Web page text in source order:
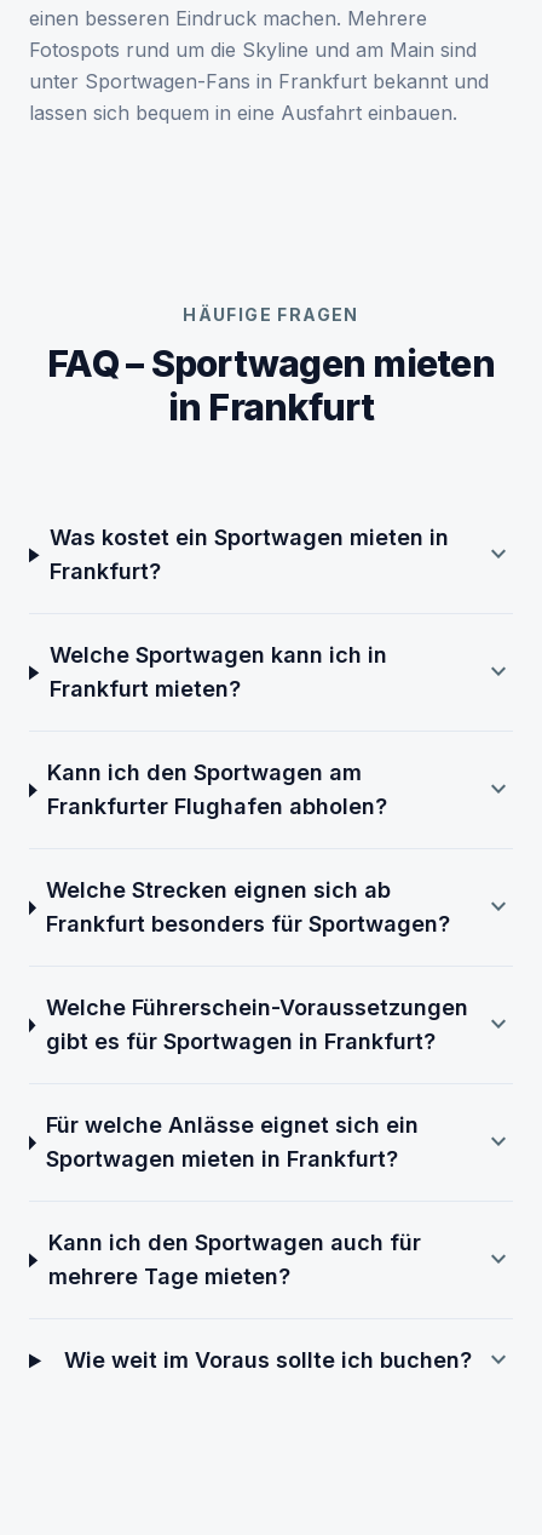
einen besseren Eindruck machen. Mehrere
Fotospots rund um die Skyline und am Main sind
unter Sportwagen-Fans in Frankfurt bekannt und
lassen sich bequem in eine Ausfahrt einbauen.
HÄUFIGE FRAGEN
FAQ – Sportwagen mieten
in Frankfurt
Was kostet ein Sportwagen mieten in
Frankfurt?
expand_more
Welche Sportwagen kann ich in
Frankfurt mieten?
expand_more
Kann ich den Sportwagen am
Frankfurter Flughafen abholen?
expand_more
Welche Strecken eignen sich ab
Frankfurt besonders für Sportwagen?
expand_more
Welche Führerschein-Voraussetzungen
gibt es für Sportwagen in Frankfurt?
expand_more
Für welche Anlässe eignet sich ein
Sportwagen mieten in Frankfurt?
expand_more
Kann ich den Sportwagen auch für
mehrere Tage mieten?
expand_more
Wie weit im Voraus sollte ich buchen? expand_more